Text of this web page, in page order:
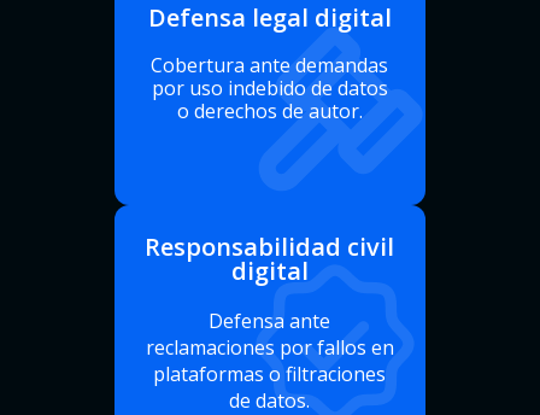
Defensa legal digital
Cobertura ante demandas
por uso indebido de datos
o derechos de autor.
Responsabilidad civil
digital
Defensa ante
reclamaciones por fallos en
plataformas o filtraciones
de datos.